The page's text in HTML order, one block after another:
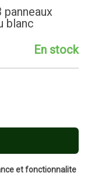
blanc
En stock
et fonctionnalite